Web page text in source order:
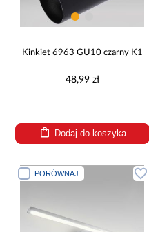
Kinkiet 6963 GU10 czarny K1
48,99 zł
Dodaj do koszyka
PORÓWNAJ